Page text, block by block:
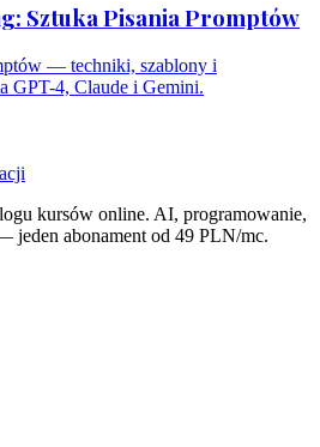
Sztuka Pisania Promptów
— techniki, szablony i
GPT-4, Claude i Gemini.
kursów online. AI, programowanie,
jeden abonament od 49 PLN/mc.